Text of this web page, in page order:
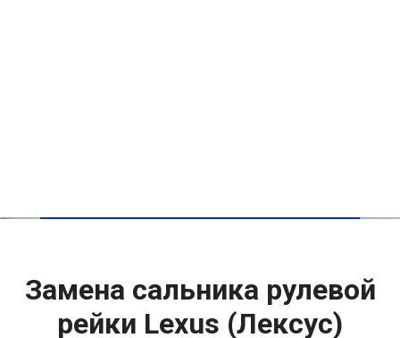
Замена сальника рулевой
рейки Lexus (Лексус)